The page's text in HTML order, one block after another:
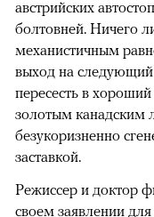
австрийских
болтовней. Ничего
механистичным
выход на
пересесть в
золотым канадским
безукоризненно
заставкой.
Режиссер и доктор
своем заявлении